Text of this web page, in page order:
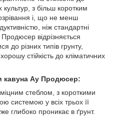
з більш коротким
і, що не менш
ніж стандартні
відрізняється
до різних типів грунту,
стійкість до кліматичних
кавуна Ау Продюсер:
стеблом, з короткими
системою у всіх трьох її
глибоко проникає в ґрунт.